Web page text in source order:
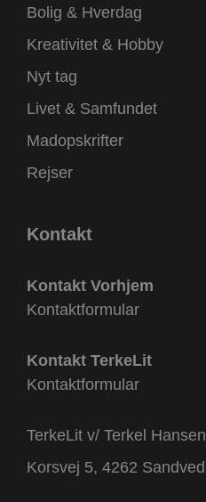
Bolig & Hverdag
Kreativitet & Hobby
Nyt tag
Livet & Samfundet
Madopskrifter
Rejser
Kontakt
Kontakt Vorhjem
Kontaktformular
Kontakt TerkeLit
Kontaktformular
TerkeLit v/ Terkel Hansen
Korsvej 5, 4262 Sandved